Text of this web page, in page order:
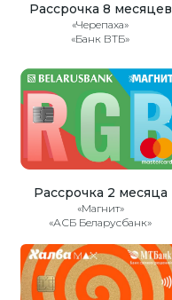
Рассрочка 8 месяцев
«Черепаха»
«Банк ВТБ»
Рассрочка 2 месяца
«Магнит»
«АСБ Беларусбанк»